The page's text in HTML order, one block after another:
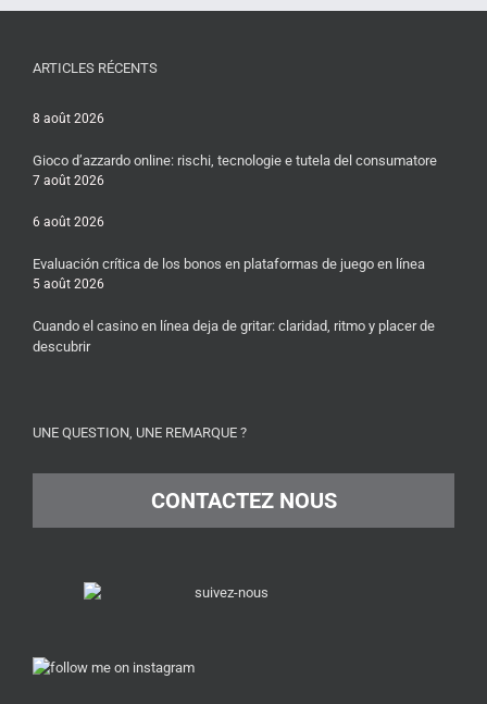
ARTICLES RÉCENTS
8 août 2026
Gioco d’azzardo online: rischi, tecnologie e tutela del consumatore
7 août 2026
6 août 2026
Evaluación crítica de los bonos en plataformas de juego en línea
5 août 2026
Cuando el casino en línea deja de gritar: claridad, ritmo y placer de
descubrir
UNE QUESTION, UNE REMARQUE ?
CONTACTEZ NOUS